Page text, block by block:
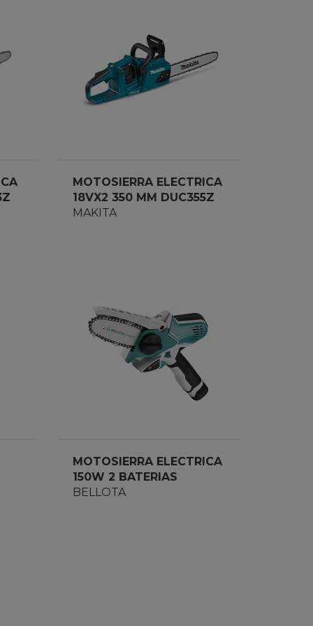
MOTOSIERRA ELECTRICA
18VX2 350 MM DUC355Z
MAKITA
MOTOSIERRA ELECTRICA
150W 2 BATERIAS
EGCS1100S
BELLOTA